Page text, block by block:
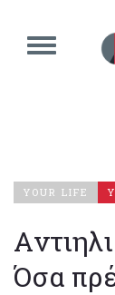
YOUR LIFE
Όσα